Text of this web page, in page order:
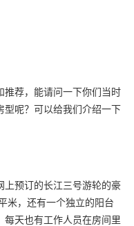
推荐，能请问一下你们当时
型呢？可以给我们介绍一下
上预订的长江三号游轮的豪
米，还有一个独立的阳台
天也有工作人员在房间里